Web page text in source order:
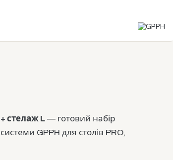
стелаж L — готовий набір
GPPH для столів PRO,